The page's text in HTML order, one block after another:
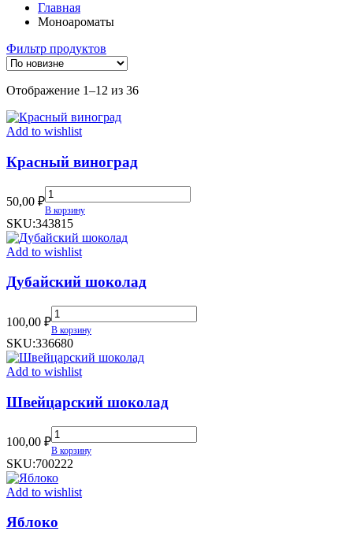
Главная
Моноароматы
Фильтр продуктов
Отображение 1–12 из 36Сортировка:
Add to wishlist
Красный виноград
50,00 ₽
Красный
виноград
quantity
В корзину
SKU:343815
Add to wishlist
Дубайский шоколад
100,00 ₽
Дубайский
шоколад
quantity
В корзину
SKU:336680
Add to wishlist
Швейцарский шоколад
100,00 ₽
Швейцарский
шоколад
quantity
В корзину
SKU:700222
Add to wishlist
Яблоко